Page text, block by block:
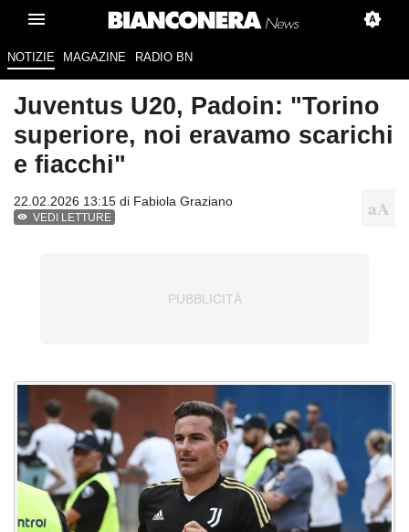
NOTIZIE MAGAZINE RADIO BN
Juventus U20, Padoin: "Torino
superiore, noi eravamo scarichi
e fiacchi"
22.02.2026 13:15 di Fabiola Graziano
VEDI LETTURE